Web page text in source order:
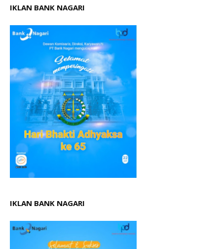
IKLAN BANK NAGARI
IKLAN BANK NAGARI